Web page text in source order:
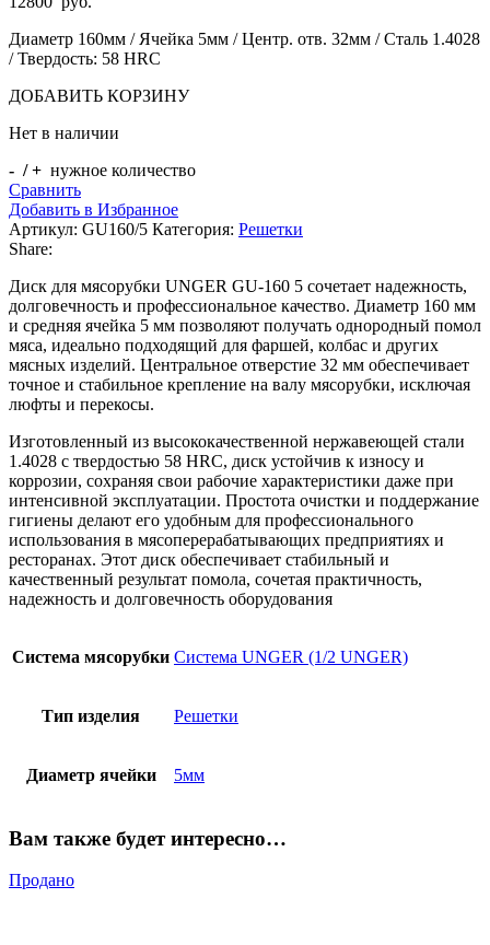
Диаметр 160мм / Ячейка 5мм / Центр. отв. 32мм / Сталь 1.4028
/ Твердость: 58 HRC
ДОБАВИТЬ КОРЗИНУ
Нет в наличии
- / + нужное количество
Сравнить
Добавить в Избранное
Артикул: GU160/5 Категория: Решетки
Share:
Диск для мясорубки UNGER GU-160 5 сочетает надежность,
долговечность и профессиональное качество. Диаметр 160 мм
и средняя ячейка 5 мм позволяют получать однородный помол
мяса, идеально подходящий для фаршей, колбас и других
мясных изделий. Центральное отверстие 32 мм обеспечивает
точное и стабильное крепление на валу мясорубки, исключая
люфты и перекосы.
Изготовленный из высококачественной нержавеющей стали
1.4028 с твердостью 58 HRC, диск устойчив к износу и
коррозии, сохраняя свои рабочие характеристики даже при
интенсивной эксплуатации. Простота очистки и поддержание
гигиены делают его удобным для профессионального
использования в мясоперерабатывающих предприятиях и
ресторанах. Этот диск обеспечивает стабильный и
качественный результат помола, сочетая практичность,
надежность и долговечность оборудования
Система мясорубки Система UNGER (1/2 UNGER)
Тип изделия Решетки
Диаметр ячейки 5мм
Вам также будет интересно…
Продано